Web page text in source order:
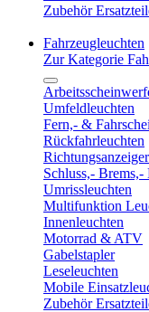
Zubehör
Fahrzeugleuchten
Zur Kategorie
Umfeldleuchten
Fern,- &
Rückfahrleuchten
Schluss,- Brems,-
Umrissleuchten
Multifunktion
Innenleuchten
Motorrad & ATV
Gabelstapler
Leseleuchten
Mobile
Zubehör